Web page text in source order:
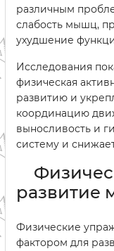
различным
слабость мышц,
ухудшение
Исследования
физическая
развитию и
координацию
выносливость и
систему и
развитие
Физические
фактором для